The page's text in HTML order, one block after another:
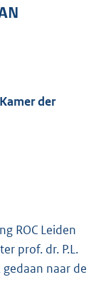
der
ROC Leiden
prof. dr. P.L.
naar de